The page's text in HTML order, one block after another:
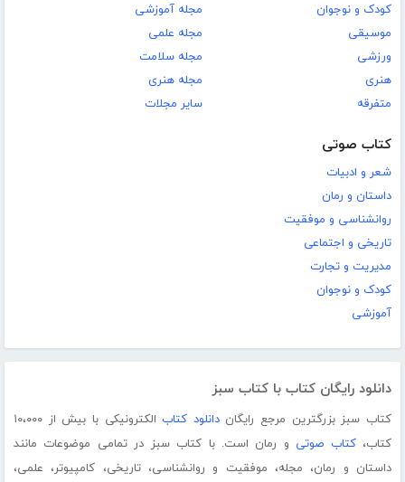
کودک و نوجوان
موسیقی
ورزشی
هنری
متفرقه
مجله آموزشی
مجله علمی
مجله سلامت
مجله هنری
سایر مجلات
کتاب صوتی
شعر و ادبیات
داستان و رمان
روانشناسی و موفقیت
تاریخی و اجتماعی
مدیریت و تجارت
کودک و نوجوان
آموزشی
دانلود رایگان کتاب با کتاب سبز
کتاب سبز بزرگترین مرجع رایگاندانلود کتاب
الکترونیکی با بیش از ۱۰،۰۰۰
کتاب،کتاب صوتی و رمان است. با کتاب سبز در تمامی موضوعات مانند
داستان و رمان، مجله، موفقیت و روانشناسی، تاریخی، کامپیوتر، علمی،